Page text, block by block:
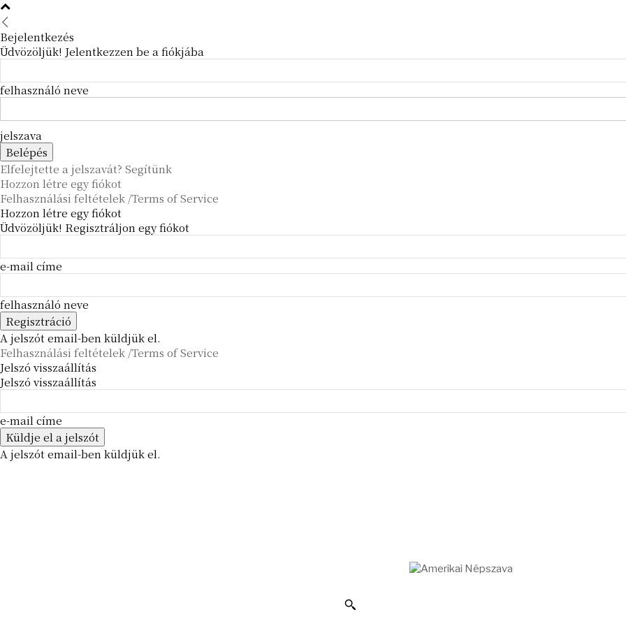
Bejelentkezés
Üdvözöljük! Jelentkezzen be a fiókjába
felhasználó neve
jelszava
Elfelejtette a jelszavát? Segítünk
Hozzon létre egy fiókot
Felhasználási feltételek /Terms of Service
Hozzon létre egy fiókot
Üdvözöljük! Regisztráljon egy fiókot
e-mail címe
felhasználó neve
A jelszót email-ben küldjük el.
Felhasználási feltételek /Terms of Service
Jelszó visszaállítás
Jelszó visszaállítás
e-mail címe
A jelszót email-ben küldjük el.